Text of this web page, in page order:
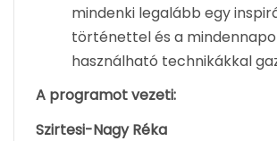
mindenki legalább egy
történettel és a
használható technikákkal
A programot vezeti:
Szirtesi-Nagy Réka